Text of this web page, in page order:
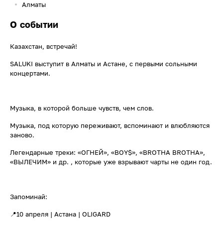
Алматы
О событии
Казахстан, встречай!
SALUKI выступит в Алматы и Астане, с первыми сольными
концертами.
Музыка, в которой больше чувств, чем слов.
Музыка, под которую переживают, вспоминают и влюбляются
заново.
Легендарные треки: «ОГНЕЙ», «BOY$», «BROTHA BROTHA»,
«ВЫЛЕЧИМ» и др. , которые уже взрывают чарты не один год.
Запоминай:
📍10 апреля | Астана | OLIGARD